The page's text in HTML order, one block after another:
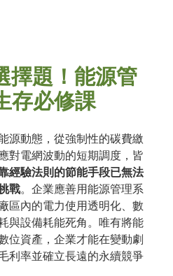
擇題！能源管
存必修課
源動態，從強制性的碳費繳
對電網波動的短期調度，皆
經驗法則的節能手段已無法
戰。企業應善用能源管理系
區內的電力使用透明化、數
與設備耗能死角。唯有將能
位資產，企業才能在變動劇
利率並確立長遠的永續競爭